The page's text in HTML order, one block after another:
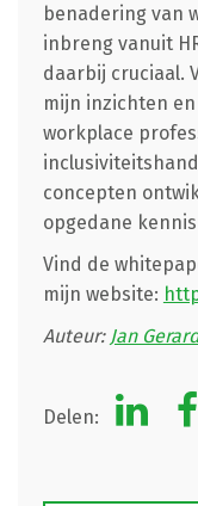
benadering van
inbreng vanuit
daarbij cruciaal.
mijn inzichten
workplace
concepten
opgedane
Vind de
mijn website:
Auteur: Jan
Delen: